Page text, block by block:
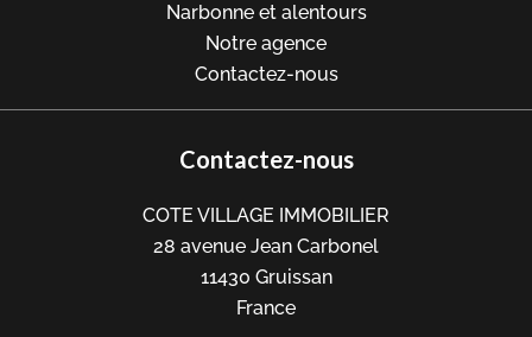
Narbonne et alentours
Notre agence
Contactez-nous
Contactez-nous
COTE VILLAGE IMMOBILIER
28 avenue Jean Carbonel
11430 Gruissan
France